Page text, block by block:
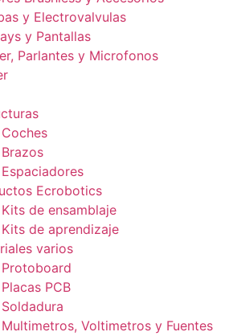
y Electrovalvulas
y Pantallas
Parlantes y Microfonos
Coches
Brazos
Espaciadores
Ecrobotics
Kits de ensamblaje
Kits de aprendizaje
varios
Protoboard
Placas PCB
Soldadura
Multimetros, Voltimetros y Fuentes